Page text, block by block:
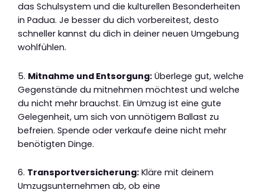
das Schulsystem und die kulturellen Besonderheiten
in Padua. Je besser du dich vorbereitest, desto
schneller kannst du dich in deiner neuen Umgebung
wohlfühlen.
5. Mitnahme und Entsorgung: Überlege gut, welche
Gegenstände du mitnehmen möchtest und welche
du nicht mehr brauchst. Ein Umzug ist eine gute
Gelegenheit, um sich von unnötigem Ballast zu
befreien. Spende oder verkaufe deine nicht mehr
benötigten Dinge.
6. Transportversicherung: Kläre mit deinem
Umzugsunternehmen ab, ob eine